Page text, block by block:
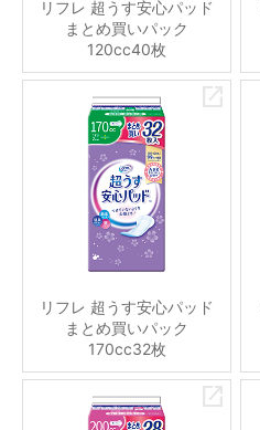
リフレ 超うす安心パッド
まとめ買いパック
120cc40枚
リフレ 超うす安心パッド
まとめ買いパック
170cc32枚